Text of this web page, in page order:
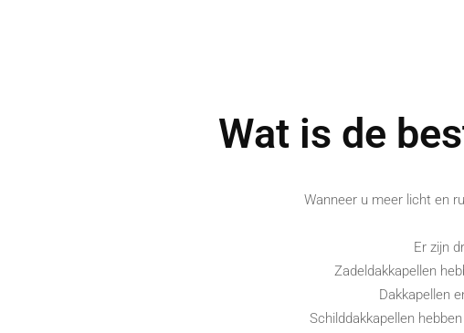
Wat is de
Wanneer u meer licht en
Er zijn
Zadeldakkapellen
Dakkapellen
Schilddakkapellen